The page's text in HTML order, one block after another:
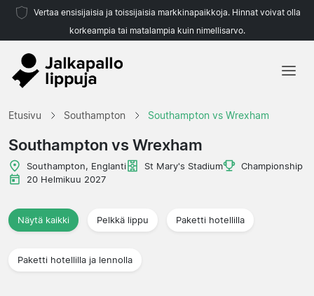
Vertaa ensisijaisia ja toissijaisia markkinapaikkoja. Hinnat voivat olla
korkeampia tai matalampia kuin nimellisarvo.
Etusivu Southampton Southampton vs Wrexham
Southampton vs Wrexham
Southampton, Englanti St Mary's Stadium
Championship
20 Helmikuu 2027
Näytä kaikki Pelkkä lippu Paketti hotellilla
Paketti hotellilla ja lennolla